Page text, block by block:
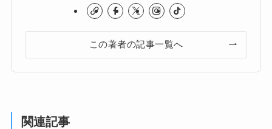
この著者の記事一覧へ
関連記事